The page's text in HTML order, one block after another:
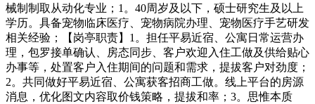
械制制取从动化专业；1。40周岁及以下，硕士研究生及以上
学历。具备宠物临床医疗、宠物病院办理、宠物医疗手艺研发
相关经验；【岗亭职责】1。担任平易近宿、公寓日常运营办
理，包罗接单确认、房态同步、客户欢迎入住工做及供给贴心
办事等，处置客户入住期间的问题和需求，提拔客户对劲度；
2。共同做好平易近宿、公寓获客招商工做。线上平台的房源
消息，优化图文内容取价钱策略，提拔和率；3。思惟本质